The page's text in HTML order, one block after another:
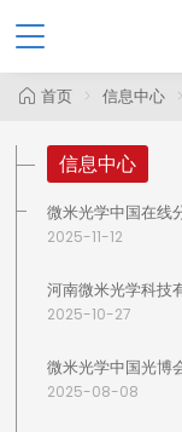
首页 信息中心
信息中心
微米光学中国在线
2025-11-12
河南微米光学科技
2025-10-27
微米光学中国光博
2025-08-08